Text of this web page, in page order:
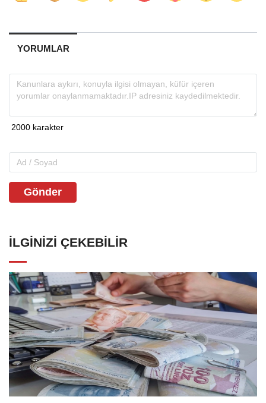
YORUMLAR
Gönder
İLGINIZI ÇEKEBILIR